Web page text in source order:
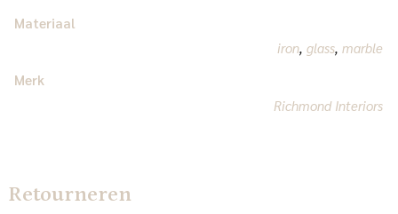
Materiaal
iron,glass,marble
Merk
Richmond Interiors
Retourneren